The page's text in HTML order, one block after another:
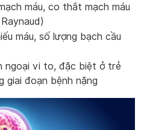
máu, co thắt mạch máu
máu, số lượng bạch cầu
ngoại vi to, đặc biệt ở trẻ
giai đoạn bệnh nặng